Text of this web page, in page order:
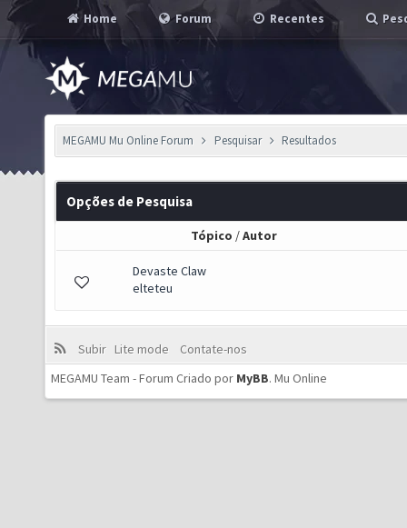
Home Forum Recentes
MEGAMU Mu Online Forum Pesquisar Resultados
Opções de Pesquisa
Tópico /Autor
Devaste Claw
elteteu
Subir Lite mode
Contate-nos
MEGAMU Team - Forum Criado por MyBB. Mu Online